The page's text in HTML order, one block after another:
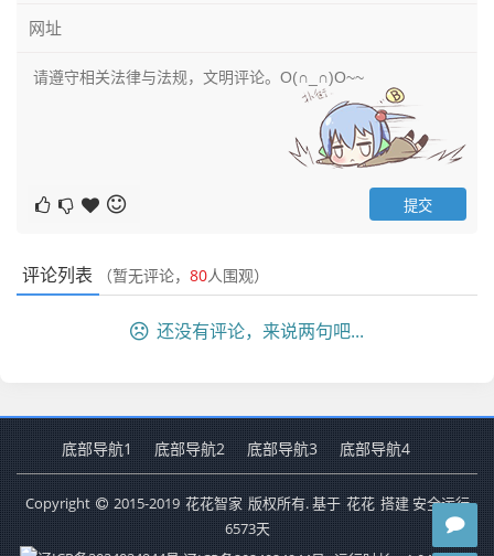
评论列表 （暂无评论， 80人围观）
还没有评论，来说两句吧...
底部导航1 底部导航2 底部导航3 底部导航4
Copyright 2015-2019 花花智家 版权所有. 基于 花花 搭建 安全运行
6573天